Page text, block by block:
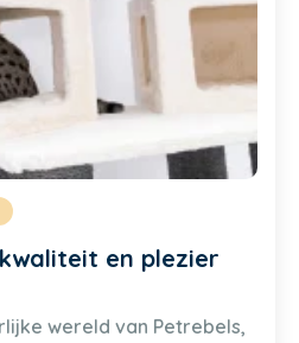
en plezier
wereld van Petrebels,